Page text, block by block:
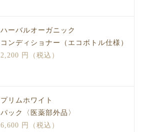
ハーバルオーガニック
コンディショナー（エコボトル仕様）
2,200 円（税込）
プリムホワイト
パック〈医薬部外品〉
6,600 円（税込）